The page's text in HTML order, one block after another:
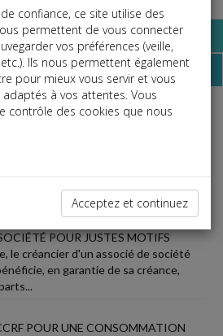
NE PEUT PAS DEMANDER LA
POUR JUSTES MOTIFS
le créancier d'un associé de société
en garantie de sa créance,
POUR UNE CONSOMMATION
confiance, ce site utilise des
permettent de vous connecter
vos préférences (veille,
Ils nous permettent également
pour mieux vous servir et vous
à vos attentes. Vous
contrôle des cookies que nous
Acceptez et continuez